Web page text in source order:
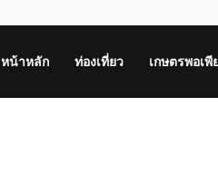
หน้าหลัก ท่องเที่ยว เกษตรพอเพี